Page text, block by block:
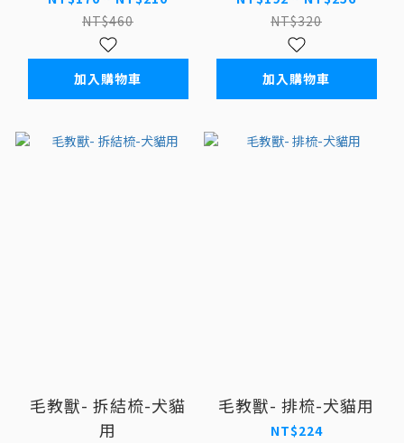
NT$460
加入購物車
NT$320
加入購物車
毛教獸- 拆結梳-犬貓
用
毛教獸- 排梳-犬貓用
NT$224